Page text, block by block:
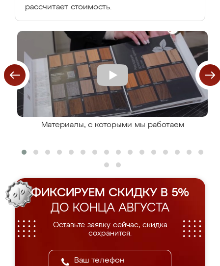
рассчитает стоимость.
Материалы, с которыми мы работаем
ФИКСИРУЕМ СКИДКУ В 5%
ДО КОНЦА АВГУСТА
Оставьте заявку сейчас, скидка
сохранится.